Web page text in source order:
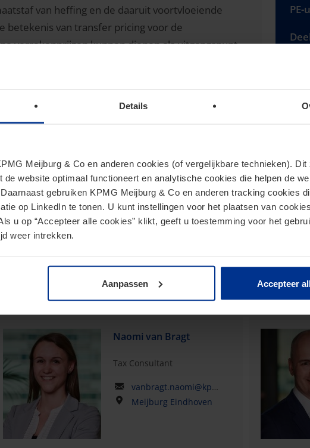
Details
Meijburg & Co en anderen cookies (of vergelijkbare technieken). Dit
de website optimaal functioneert en analytische cookies die helpen de
gebruiken KPMG Meijburg & Co en anderen tracking cookies
op LinkedIn te tonen. U kunt instellingen voor het plaatsen van
u op “Accepteer alle cookies” klikt, geeft u toestemming voor het
weer intrekken.
Aanpassen Accepteer
van heffing en de daaruit voortvloeiende
betekenis van transfer pricing voor de
verrekenprijzen kunnen dienen als uitgangspunt
TP-aanpassingen kunnen hebben voor de eerder
op die douanewaarde dienen te worden
vraagstukken in de praktijk uitwerken en welke
relevant zijn voor internationaal opererende
Meld je dan aan voor deze Onlinesessie Indirect
PE-
Naomi van Bragt
Tax Consultant
vanbragt.naomi@kpmg.com
Meijburg Eindhoven